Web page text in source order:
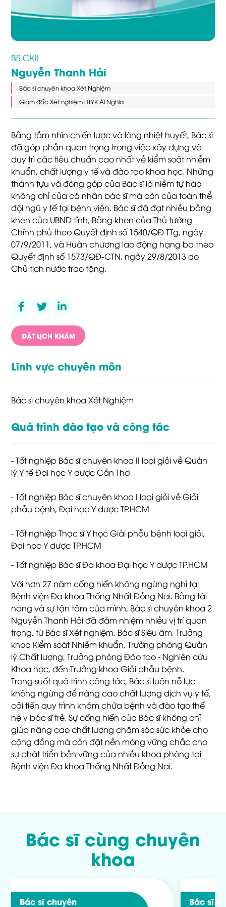
BS CKII
Nguyễn Thanh Hải
Bác sĩ chuyên khoa Xét Nghiệm
Giám đốc Xét nghiệm HTYK Ái Nghĩa
Bằng tầm nhìn chiến lược và lòng nhiệt huyết, Bác sĩ
đã góp phần quan trọng trong việc xây dựng và
duy trì các tiêu chuẩn cao nhất về kiểm soát nhiễm
khuẩn, chất lượng y tế và đào tạo khoa học. Những
thành tựu và đóng góp của Bác sĩ là niềm tự hào
không chỉ của cá nhân bác sĩ mà còn của toàn thể
đội ngũ y tế tại bệnh viện. Bác sĩ đã đạt nhiều bằng
khen của UBND tỉnh, Bằng khen của Thủ tướng
Chính phủ theo Quyết định số 1540/QĐ-TTg, ngày
07/9/2011, và Huân chương lao động hạng ba theo
Quyết định số 1573/QĐ-CTN, ngày 29/8/2013 do
Chủ tịch nước trao tặng.
ĐẶT LỊCH KHÁM
Lĩnh vực chuyên môn
Bác sĩ chuyên khoa Xét Nghiệm
Quá trình đào tạo và công tác
- Tốt nghiệp Bác sĩ chuyên khoa II loại giỏi về Quản
lý Y tế Đại học Y dược Cần Thơ
- Tốt nghiệp Bác sĩ chuyên khoa I loại giỏi về Giải
phẫu bệnh, Đại học Y dược TP.HCM
- Tốt nghiệp Thạc sĩ Y học Giải phẫu bệnh loại giỏi,
Đại học Y dược TP.HCM
- Tốt nghiệp Bác sĩ Đa khoa Đại học Y dược TP.HCM
Với hơn 27 năm cống hiến không ngừng nghỉ tại
Bệnh viện Đa khoa Thống Nhất Đồng Nai. Bằng tài
năng và sự tận tâm của mình, Bác sĩ chuyên khoa 2
Nguyễn Thanh Hải đã đảm nhiệm nhiều vị trí quan
trọng, từ Bác sĩ Xét nghiệm, Bác sĩ Siêu âm, Trưởng
khoa Kiểm soát Nhiễm khuẩn, Trưởng phòng Quản
lý Chất lượng, Trưởng phòng Đào tạo - Nghiên cứu
Khoa học, đến Trưởng khoa Giải phẫu bệnh.
Trong suốt quá trình công tác, Bác sĩ luôn nỗ lực
không ngừng để nâng cao chất lượng dịch vụ y tế,
cải tiến quy trình khám chữa bệnh và đào tạo thế
hệ y bác sĩ trẻ. Sự cống hiến của Bác sĩ không chỉ
giúp nâng cao chất lượng chăm sóc sức khỏe cho
cộng đồng mà còn đặt nền móng vững chắc cho
sự phát triển bền vững của nhiều khoa phòng tại
Bệnh viện Đa khoa Thống Nhất Đồng Nai.
Bác sĩ cùng chuyên
khoa
Bác sĩ chuyên
Bác sĩ